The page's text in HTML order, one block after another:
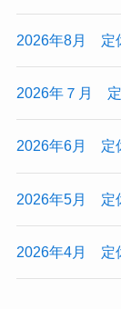
2026年8月 定
2026年７月
2026年6月 定
2026年5月 定
2026年4月 定